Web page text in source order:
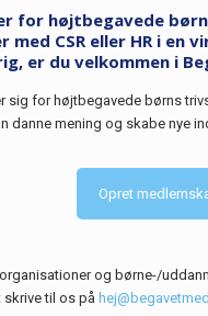
for højtbegavede
med CSR eller HR i en
er du velkommen i
sig for højtbegavede børns
danne mening og skabe nye
Opret
og børne-/
til os på